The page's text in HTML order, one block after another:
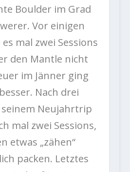
Boulder im Grad
Vor einigen
mal zwei Sessions
den Mantle nicht
im Jänner ging
Nach drei
seinem Neujahrtrip
mal zwei Sessions,
etwas „zähen“
packen. Letztes